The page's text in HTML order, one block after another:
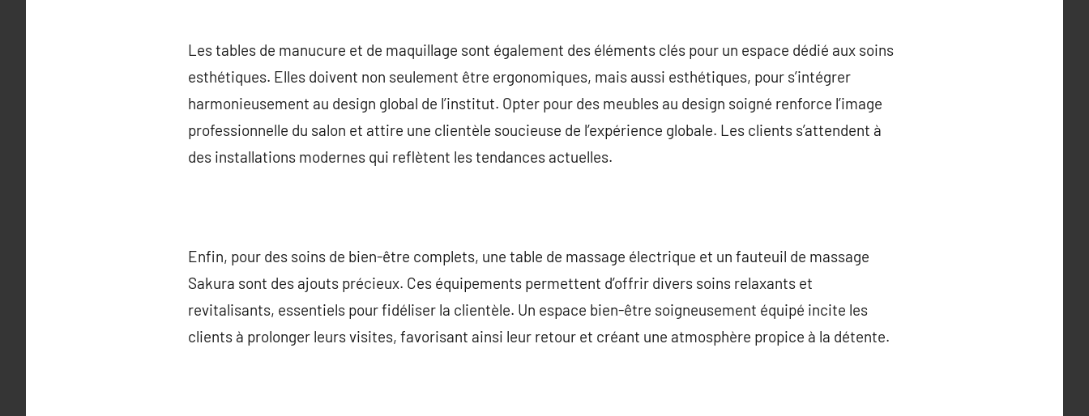
Les tables de manucure et de maquillage sont également des éléments clés pour un espace dédié aux soins
esthétiques. Elles doivent non seulement être ergonomiques, mais aussi esthétiques, pour s’intégrer
harmonieusement au design global de l’institut. Opter pour des meubles au design soigné renforce l’image
professionnelle du salon et attire une clientèle soucieuse de l’expérience globale. Les clients s’attendent à
des installations modernes qui reflètent les tendances actuelles.
Enfin, pour des soins de bien-être complets, une table de massage électrique et un fauteuil de massage
Sakura sont des ajouts précieux. Ces équipements permettent d’offrir divers soins relaxants et
revitalisants, essentiels pour fidéliser la clientèle. Un espace bien-être soigneusement équipé incite les
clients à prolonger leurs visites, favorisant ainsi leur retour et créant une atmosphère propice à la détente.